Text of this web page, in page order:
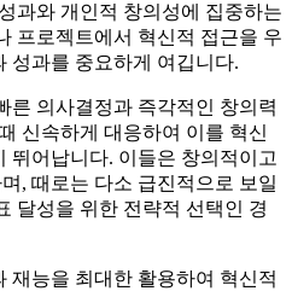
과와 개인적 창의성에 집중하는
프로젝트에서 혁신적 접근을 우
성과를 중요하게 여깁니다.
른 의사결정과 즉각적인 창의력
신속하게 대응하여 이를 혁신
뛰어납니다. 이들은 창의적이고
, 때로는 다소 급진적으로 보일
달성을 위한 전략적 선택인 경
재능을 최대한 활용하여 혁신적